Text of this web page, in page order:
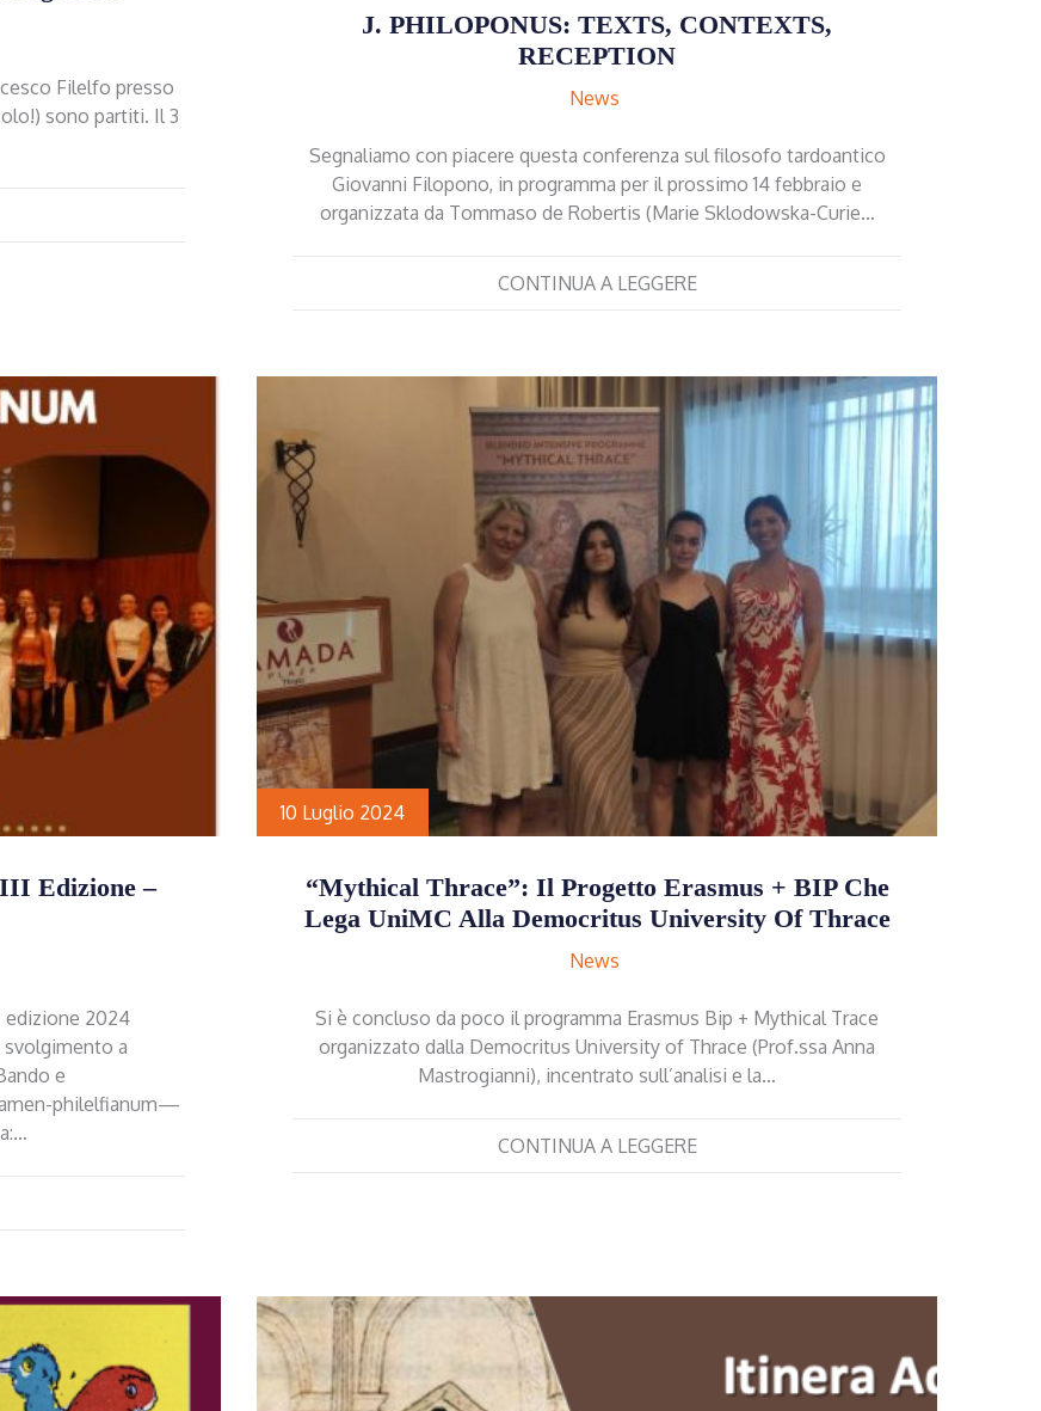
Filelfo presso
sono partiti. Il 3
J. PHILOPONUS: TEXTS, CONTEXTS,
RECEPTION
News
Segnaliamo con piacere questa conferenza sul filosofo tardoantico
Giovanni Filopono, in programma per il prossimo 14 febbraio e
organizzata da Tommaso de Robertis (Marie Sklodowska-Curie…
CONTINUA A LEGGERE
Edizione –
edizione 2024
svolgimento a
e
philelfianum—
10 Luglio 2024
“Mythical Thrace”: Il Progetto Erasmus + BIP Che
Lega UniMC Alla Democritus University Of Thrace
News
Si è concluso da poco il programma Erasmus Bip + Mythical Trace
organizzato dalla Democritus University of Thrace (Prof.ssa Anna
Mastrogianni), incentrato sull’analisi e la…
CONTINUA A LEGGERE